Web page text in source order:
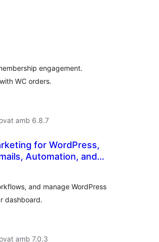
engagement.
WC orders.
amb 6.8.7
for WordPress,
Automation, and
and manage WordPress
dashboard.
amb 7.0.3